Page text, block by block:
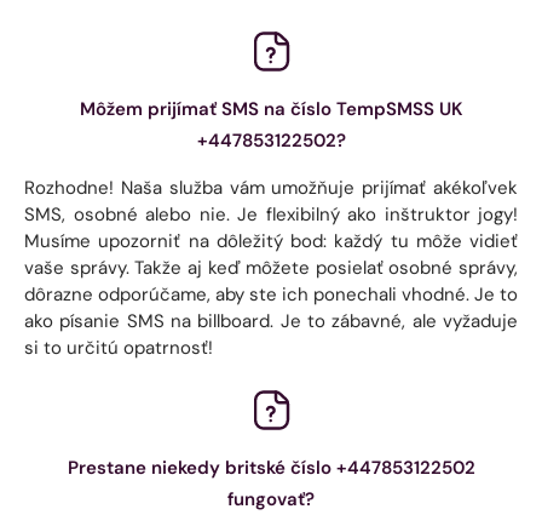
Môžem prijímať SMS na číslo TempSMSS UK
+447853122502?
Rozhodne! Naša služba vám umožňuje prijímať akékoľvek
SMS, osobné alebo nie. Je flexibilný ako inštruktor jogy!
Musíme upozorniť na dôležitý bod: každý tu môže vidieť
vaše správy. Takže aj keď môžete posielať osobné správy,
dôrazne odporúčame, aby ste ich ponechali vhodné. Je to
ako písanie SMS na billboard. Je to zábavné, ale vyžaduje
si to určitú opatrnosť!
Prestane niekedy britské číslo +447853122502
fungovať?